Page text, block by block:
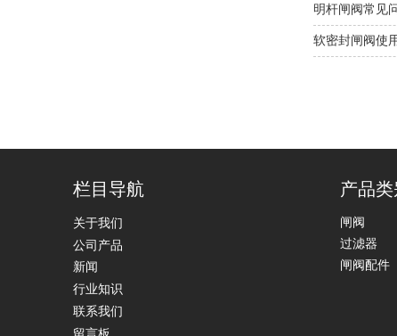
明杆闸阀常见
软密封闸阀使
栏目导航
关于我们
公司产品
新闻
行业知识
联系我们
产品类
闸阀
过滤器
闸阀配件